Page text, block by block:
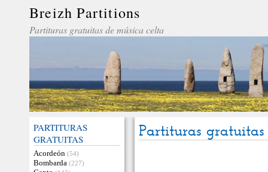
Breizh Partitions
Partituras gratuitas de música celta
PARTITURAS
GRATUITAS
Acordeón (54)
Bombarda (227)
Partituras